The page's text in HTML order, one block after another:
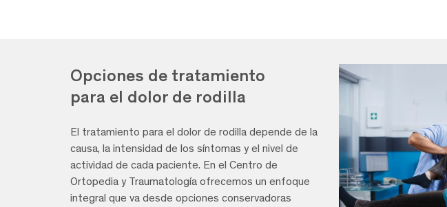
Opciones de tratamiento
para el dolor de rodilla
El tratamiento para el dolor de rodilla depende de la
causa, la intensidad de los síntomas y el nivel de
actividad de cada paciente. En el Centro de
Ortopedia y Traumatología ofrecemos un enfoque
integral que va desde opciones conservadoras